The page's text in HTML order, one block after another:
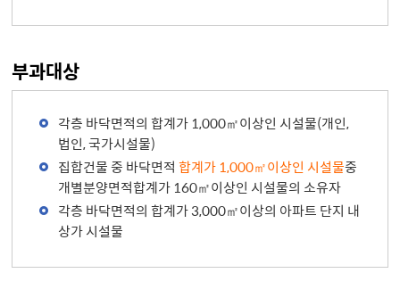
부과대상
각층 바닥면적의 합계가 1,000㎡이상인 시설물(개인,
법인, 국가시설물)
집합건물 중 바닥면적합계가 1,000㎡이상인 시설물중
개별분양면적합계가 160㎡이상인 시설물의 소유자
각층 바닥면적의 합계가 3,000㎡이상의 아파트 단지 내
상가 시설물